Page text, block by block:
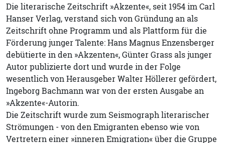
Die literarische Zeitschrift »Akzente«, seit 1954 im Carl
Hanser Verlag, verstand sich von Gründung an als
Zeitschrift ohne Programm und als Plattform für die
Förderung junger Talente: Hans Magnus Enzensberger
debütierte in den »Akzenten«, Günter Grass als junger
Autor publizierte dort und wurde in der Folge
wesentlich von Herausgeber Walter Höllerer gefördert,
Ingeborg Bachmann war von der ersten Ausgabe an
»Akzente«-Autorin.
Die Zeitschrift wurde zum Seismograph literarischer
Strömungen - von den Emigranten ebenso wie von
Vertretern einer »inneren Emigration« über die Gruppe